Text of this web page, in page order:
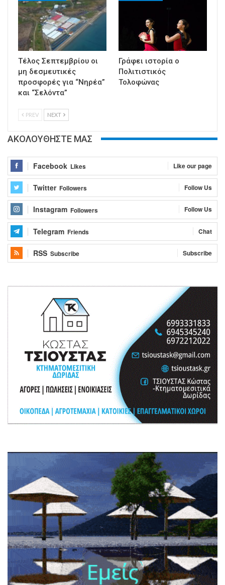
Τέλος Σεπτεμβρίου οι
μη δεσμευτικές
προσφορές για “Νηρέα”
και “Σελόντα”
Γράφει ιστορία ο
Πολιτιστικός
Τολοφώνας
PREV NEXT
ΑΚΟΛΟΥΘΗΣΤΕ ΜΑΣ
Facebook Likes Like our page
Twitter Followers Follow Us
Instagram Followers Follow Us
Telegram Friends Chat
RSS Subscribe Subscribe